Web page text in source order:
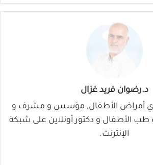
د.رضوان فريد غزال
أمراض الأطفال, مؤسس و مشرف و
الأطفال و دكتور أونلاين على شبكة
الإنترنت.